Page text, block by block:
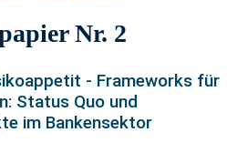
Nr. 2
- Frameworks für
Status Quo und
im Bankensektor